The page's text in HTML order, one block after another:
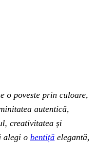
o poveste prin culoare,
autentică,
creativitatea și
alegi o bentiță elegantă,